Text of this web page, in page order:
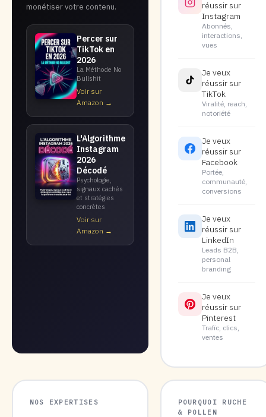
monétiser votre contenu.
Percer sur
TikTok en
2026
La Méthode No
Bullshit
Voir sur
Amazon →
L'Algorithme
Instagram
2026
Décodé
Psychologie,
signaux cachés
et stratégies
concrètes
Voir sur
Amazon →
réussir sur
Instagram
Abonnés,
interactions,
vues
Je veux
réussir sur
TikTok
Viralité, reach,
notoriété
Je veux
réussir sur
Facebook
Portée,
communauté,
conversions
Je veux
réussir sur
LinkedIn
Leads B2B,
personal
branding
Je veux
réussir sur
Pinterest
Trafic, clics,
ventes
NOS EXPERTISES
POURQUOI RUCHE
& POLLEN